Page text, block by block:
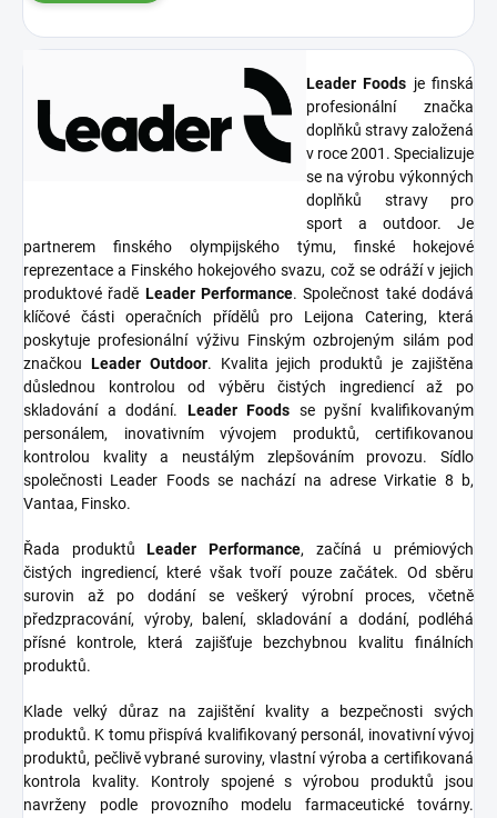
Leader Foods je finská
profesionální značka
doplňků stravy založená
v roce 2001. Specializuje
se na výrobu výkonných
doplňků stravy pro
sport a outdoor. Je
partnerem finského olympijského týmu, finské hokejové
reprezentace a Finského hokejového svazu, což se odráží v jejich
produktové řadě Leader Performance. Společnost také dodává
klíčové části operačních přídělů pro Leijona Catering, která
poskytuje profesionální výživu Finským ozbrojeným silám pod
značkou Leader Outdoor. Kvalita jejich produktů je zajištěna
důslednou kontrolou od výběru čistých ingrediencí až po
skladování a dodání. Leader Foods se pyšní kvalifikovaným
personálem, inovativním vývojem produktů, certifikovanou
kontrolou kvality a neustálým zlepšováním provozu. Sídlo
společnosti Leader Foods se nachází na adrese Virkatie 8 b,
Vantaa, Finsko.
Řada produktůLeader Performance, začíná u prémiových
čistých ingrediencí, které však tvoří pouze začátek. Od sběru
surovin až po dodání se veškerý výrobní proces, včetně
předzpracování, výroby, balení, skladování a dodání, podléhá
přísné kontrole, která zajišťuje bezchybnou kvalitu finálních
produktů.
Klade velký důraz na zajištění kvality a bezpečnosti svých
produktů. K tomu přispívá kvalifikovaný personál, inovativní vývoj
produktů, pečlivě vybrané suroviny, vlastní výroba a certifikovaná
kontrola kvality. Kontroly spojené s výrobou produktů jsou
navrženy podle provozního modelu farmaceutické továrny.